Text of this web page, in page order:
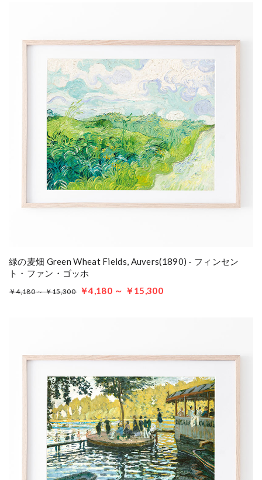
緑の麦畑 Green Wheat Fields, Auvers(1890) - フィンセン
ト・ファン・ゴッホ
￥4,180 ～ ￥15,300 ￥4,180 ～ ￥15,300